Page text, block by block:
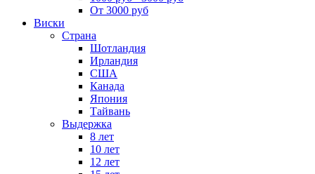
От 3000 руб
Виски
Страна
Шотландия
Ирландия
США
Канада
Япония
Тайвань
Выдержка
8 лет
10 лет
12 лет